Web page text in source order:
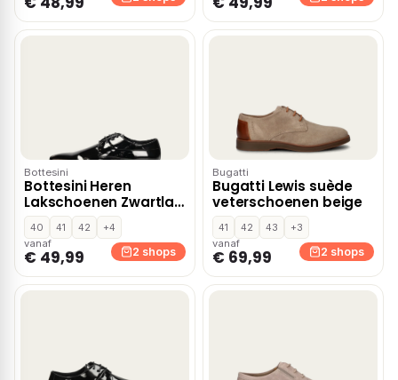
Bottesini
Bottesini Heren
Lakschoenen Zwartlak
– Zwart lak
40 41 42
+4
vanaf
€ 49,99 2 shops
Bugatti
Bugatti Lewis suède
veterschoenen beige
41 42 43
+3
vanaf
€ 69,99 2 shops